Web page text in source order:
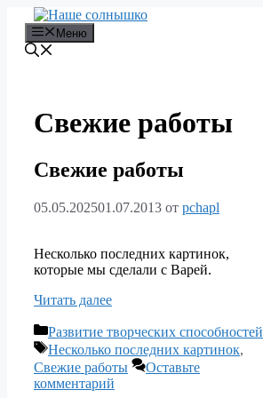
Перейти
содержимому
Меню
Свежие работы
Свежие работы
05.05.202501.07.2013 от pchapl
Несколько последних картинок,
которые мы сделали с Варей.
Читать далее
Рубрики
Развитие творческих способностей
Метки
Несколько последних картинок,
Свежие работы
Оставьте
комментарий